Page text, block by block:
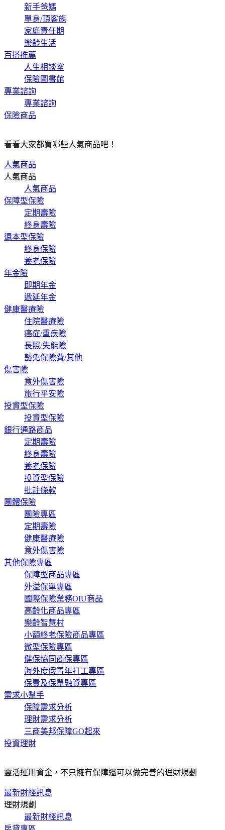
新手爸媽
單身/頂客族
家庭責任期
樂齡生活
百搭推薦
人生相談室
保險圖書館
專業諮詢
專業諮詢
保險商品
看看大家都買哪些人氣商品吧！
人氣商品
人氣商品
人氣商品
保障型保險
定期壽險
終身壽險
還本型保險
終身保險
養老保險
年金險
即期年金
遞延年金
健康醫療險
住院醫療險
癌症/重疾險
長照/失能險
豁免保險費/其他
傷害險
意外傷害險
旅行平安險
投資型保險
投資型保險
銀行通路商品
定期壽險
終身壽險
養老保險
投資型保險
批註條款
團體保險
團險專區
定期壽險
健康醫療險
意外傷害險
其他保險專區
保障型商品專區
外溢保單專區
國際保險業務OIU商品
高齡化商品專區
樂齡智慧村
小額終老保險商品專區
微型保險專區
健保協同商保專區
海外度假青年打工專區
保費及保單融資專區
需求小幫手
保障需求分析
理財需求分析
三商美邦保障GO起來
投資理財
靈活運用資金，不只擁有保障還可以做完善的理財規劃
最新財經訊息
理財規劃
最新財經訊息